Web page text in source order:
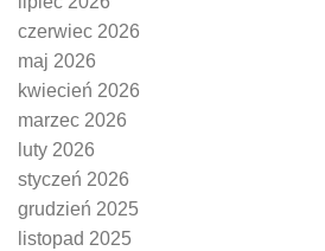
czerwiec 2026
maj 2026
kwiecień 2026
marzec 2026
luty 2026
styczeń 2026
grudzień 2025
listopad 2025